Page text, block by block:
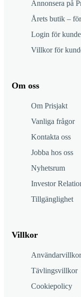
Annonsera på
Årets butik –
Login för
Villkor för
Om oss
Om Prisjakt
Vanliga frågor
Kontakta oss
Jobba hos oss
Nyhetsrum
Investor
Tillgänglighet
Villkor
Användarvillkor
Tävlingsvillkor
Cookiepolicy